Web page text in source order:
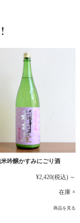
吟醸かすみにごり酒
¥2,420(税込) ～
在庫 ×
商品を見る